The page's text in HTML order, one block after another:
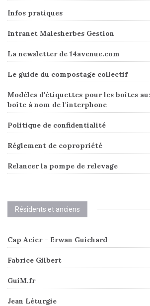
Infos pratiques
Intranet Malesherbes Gestion
La newsletter de 14avenue.com
Le guide du compostage collectif
Modèles d'étiquettes pour les boîtes
boîte à nom de l'interphone
Politique de confidentialité
Réglement de copropriété
Relancer la pompe de relevage
Résidents et anciens
Cap Acier – Erwan Guichard
Fabrice Gilbert
GuiM.fr
Jean Léturgie